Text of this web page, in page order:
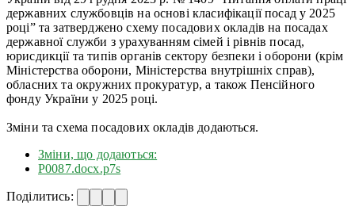
державних службовців на основі класифікації посад у 2025
році” та затверджено схему посадових окладів на посадах
державної служби з урахуванням сімей і рівнів посад,
юрисдикції та типів органів сектору безпеки і оборони (крім
Міністерства оборони, Міністерства внутрішніх справ),
обласних та окружних прокуратур, а також Пенсійного
фонду України у 2025 році.
Зміни та схема посадових окладів додаються.
Зміни, що додаються:
Р0087.docx.p7s
Поділитись: